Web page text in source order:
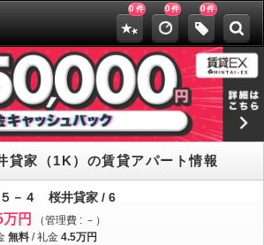
0 件 0件 0件
家（1K）の賃貸アパート情報
－４ 桜井貸家 / 6
円
（管理費 : －）
無料 /礼金 4.5万円